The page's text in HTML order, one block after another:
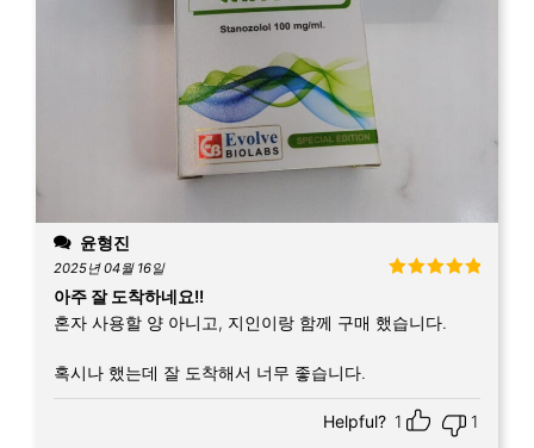
윤형진
2025년 04월 16일
아주 잘 도착하네요!!
혼자 사용할 양 아니고, 지인이랑 함께 구매 했습니다.
혹시나 했는데 잘 도착해서 너무 좋습니다.
Helpful? 1 1